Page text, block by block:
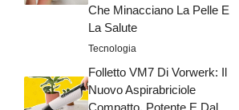
Che Minacciano La Pelle E
La Salute
Tecnologia
Folletto VM7 Di Vorwerk: Il
Nuovo Aspirabriciole
Compatto, Potente E Dal